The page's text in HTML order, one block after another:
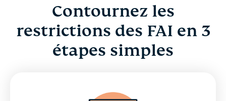
Contournez les
restrictions des FAI en 3
étapes simples